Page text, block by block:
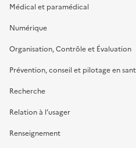
Médical et paramédical
Numérique
Organisation, Contrôle et Évaluation
Prévention, conseil et pilotage en
Recherche
Relation à l’usager
Renseignement